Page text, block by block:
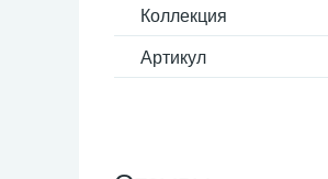
Коллекция
Артикул